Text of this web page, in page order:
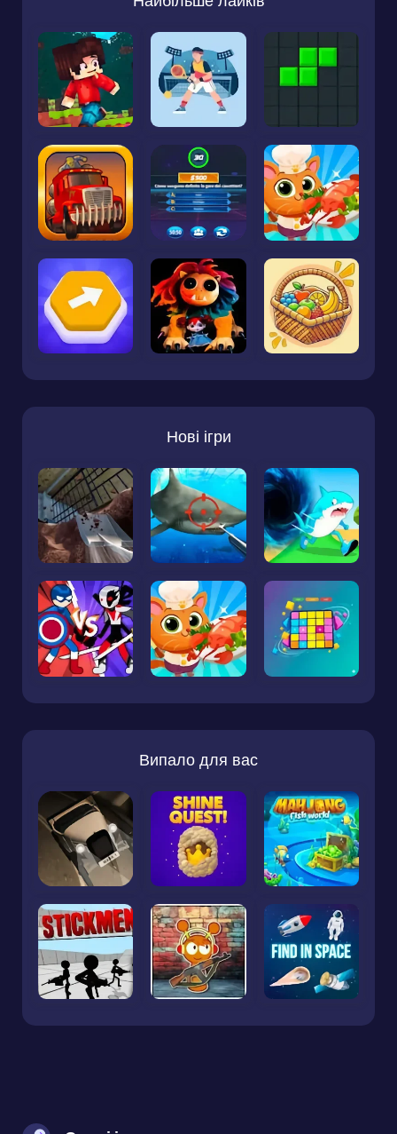
Нові ігри
Випало для вас